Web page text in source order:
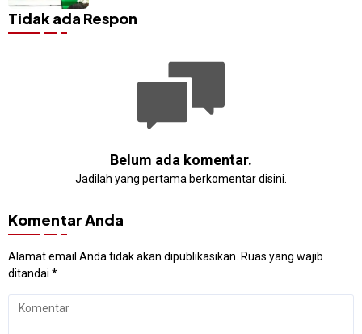
Tidak ada Respon
Belum ada komentar.
Jadilah yang pertama berkomentar disini.
Komentar Anda
Alamat email Anda tidak akan dipublikasikan. Ruas yang wajib
ditandai *